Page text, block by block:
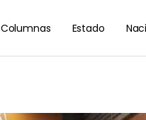
Columnas Estado